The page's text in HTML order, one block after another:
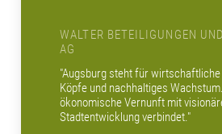
WALTER BETEILIGUNGEN
AG
"Augsburg steht für
Köpfe und nachhaltiges
ökonomische Vernunft mit
Stadtentwicklung verbindet."